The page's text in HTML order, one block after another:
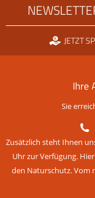
JETZT
Ihre
Sie
Zusätzlich steht Ihnen
Uhr zur Verfügung.
den Naturschutz. Vom